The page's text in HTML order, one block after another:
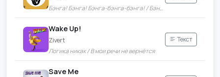
Бэнга! Бэнга! Бэнга-бэнга-бэнга! / Бэнга! Псина! Псина! Псина!
Wake Up!
Zivert
Логика никак / В мои речи не вернётся
Текст
Save Me